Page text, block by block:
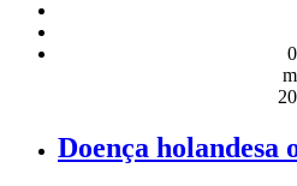
Doença holandesa